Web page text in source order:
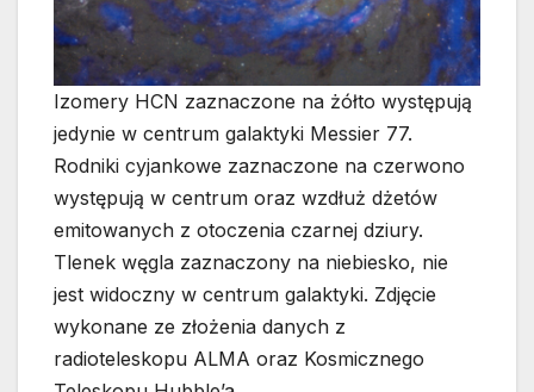
Izomery HCN zaznaczone na żółto występują
jedynie w centrum galaktyki Messier 77.
Rodniki cyjankowe zaznaczone na czerwono
występują w centrum oraz wzdłuż dżetów
emitowanych z otoczenia czarnej dziury.
Tlenek węgla zaznaczony na niebiesko, nie
jest widoczny w centrum galaktyki. Zdjęcie
wykonane ze złożenia danych z
radioteleskopu ALMA oraz Kosmicznego